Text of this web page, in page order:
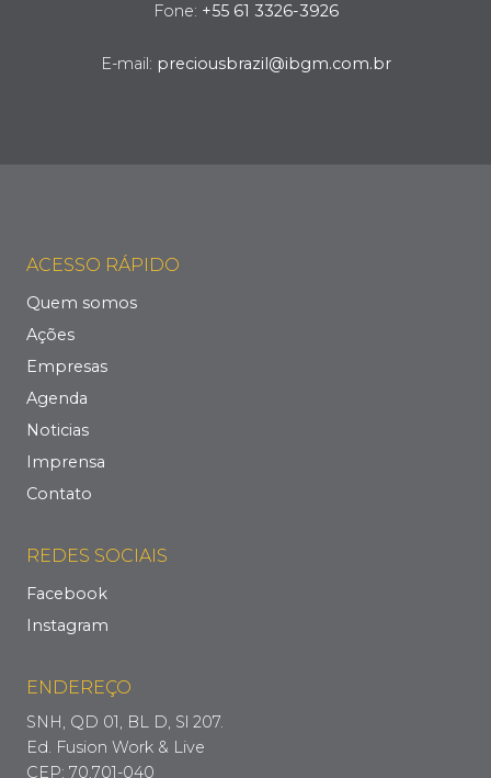
Fone: +55 61 3326-3926
E-mail: preciousbrazil@ibgm.com.br
ACESSO RÁPIDO
Quem somos
Ações
Empresas
Agenda
Noticias
Imprensa
Contato
REDES SOCIAIS
Facebook
Instagram
ENDEREÇO
SNH, QD 01, BL D, Sl 207.
Ed. Fusion Work & Live
CEP: 70.701-040